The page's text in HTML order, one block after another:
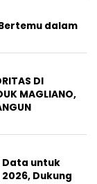
dalam
DI
MAGLIANO,
Data untuk
Dukung